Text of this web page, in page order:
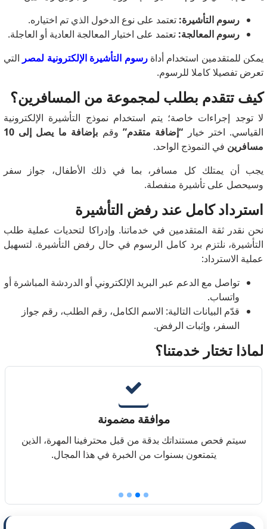
رسوم التأشيرة: تعتمد على نوع الدخول الذي تم اختياره.
رسوم المعالجة: تعتمد على اختيار المعالجة العادية أو العاجلة.
يمكن للمتقدمين استخدام أداةرسوم التأشيرة الإلكترونية لمصر التي
تعرض تفصيلا كاملا للرسوم.
كيف تتقدم بطلب لمجموعة من المسافرين؟
لا توجد إجراءات خاصة؛ يتم استخدام نموذج التأشيرة الإلكترونية
القياسي. اختر خيار “إضافة متقدم” وقم
بإضافة ما يصل إلى 10
مسافرين في النموذج الواحد.
يجب أن يمتلك كل مسافر، بما في ذلك الأطفال، جواز سفر
وسيحصل على تأشيرة منفصلة.
استرداد كامل عند رفض التأشيرة
نحن نقدر ثقة المتقدمين في خدماتنا. وإدراكا لتحديات عملية طلب
التأشيرة، نلتزم برد كامل الرسوم في حال رفض التأشيرة. لتسهيل
عملية الاسترداد:
تواصل مع الدعم عبر البريد الإلكتروني أو الدردشة المباشرة أو
واتساب.
قدّم البيانات التالية: الاسم الكامل، رقم الطلب، رقم جواز
السفر، وإثبات الرفض.
لماذا تختار خدمتنا؟
موافقة مضمونة
سيتم فحص مستنداتك بدقة من قبل محترفينا المهرة، الذين
يتمتعون بسنوات من الخبرة في هذا المجال.